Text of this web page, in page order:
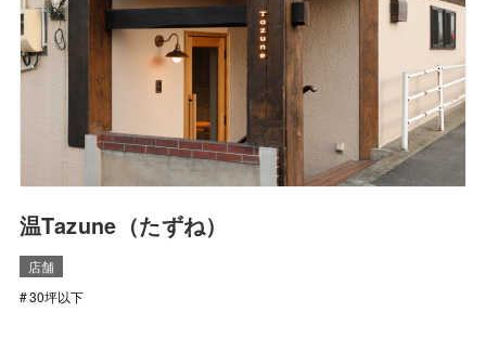
温Tazune（たずね）
店舗
30坪以下